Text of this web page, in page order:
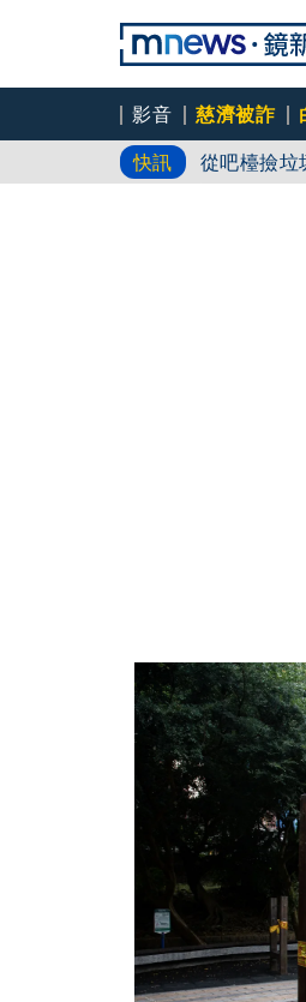
影音 慈濟被詐
快訊
從吧檯撿
產
從吧檯撿